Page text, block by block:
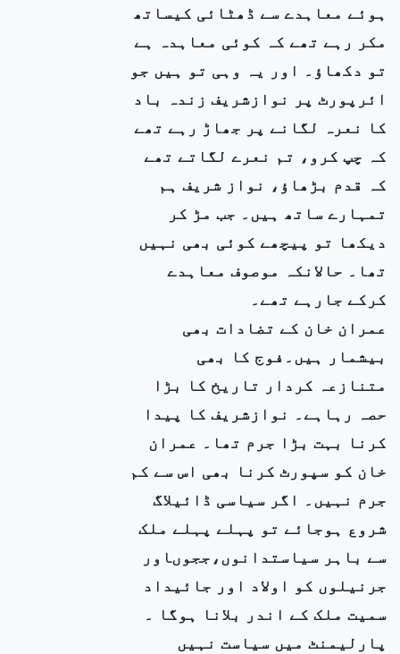
ہوئے معاہدے سے ڈھٹائی کیساتھ
مکر رہے تھے کہ کوئی معاہدہ ہے
تو دکھاؤ۔ اور یہ وہی تو ہیں جو
ائرپورٹ پر نوازشریف زندہ باد
کا نعرہ لگانے پر جھاڑ رہے تھے
کہ چپ کرو، تم نعرے لگاتے تھے
کہ قدم بڑھاؤ، نواز شریف ہم
تمہارے ساتھ ہیں۔ جب مڑ کر
دیکھا تو پیچھے کوئی بھی نہیں
تھا۔ حالانکہ موصوف معاہدے
کرکے جارہے تھے۔
عمران خان کے تضادات بھی
بیشمار ہیں۔فوج کا بھی
متنازعہ کردار تاریخ کا بڑا
حصہ رہاہے۔ نوازشریف کا پیدا
کرنا بہت بڑا جرم تھا۔ عمران
خان کو سپورٹ کرنا بھی اس سے کم
جرم نہیں۔ اگر سیاسی ڈائیلاگ
شروع ہوجائے تو پہلے پہلے ملک
سے باہر سیاستدانوں،ججوںاور
جرنیلوں کو اولاد اور جائیداد
سمیت ملک کے اندر بلانا ہوگا ۔
پارلیمنٹ میں سیاست نہیں